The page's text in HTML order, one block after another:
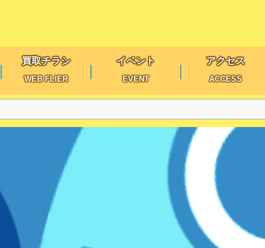
買取チラシ
WEB FLIER
イベント
EVENT
アクセス
ACCESS